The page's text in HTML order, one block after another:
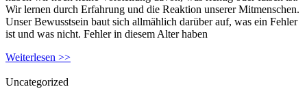
Wir lernen durch Erfahrung und die Reaktion unserer Mitmenschen.
Unser Bewusstsein baut sich allmählich darüber auf, was ein Fehler
ist und was nicht. Fehler in diesem Alter haben
Weiterlesen >>
Uncategorized